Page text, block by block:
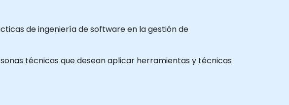
de ingeniería de software en la gestión de
técnicas que desean aplicar herramientas y técnicas